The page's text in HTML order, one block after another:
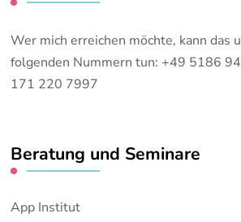
Wer mich erreichen möchte, kann das
folgenden Nummern tun: +49 5186
171 220 7997
Beratung und Seminare
App Institut